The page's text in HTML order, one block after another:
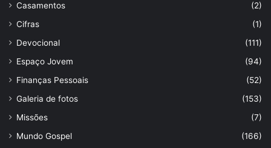
Casamentos
(2)
Cifras
(1)
Devocional
(111)
Espaço Jovem
(94)
Finanças Pessoais
(52)
Galeria de fotos
(153)
Missões
(7)
Mundo Gospel
(166)